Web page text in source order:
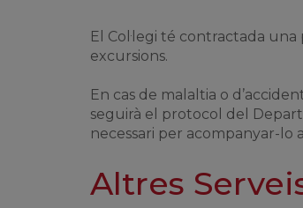
El Col·legi té contractada
excursions.
En cas de malaltia o
seguirà el protocol del
necessari per acompanyar-lo
Altres